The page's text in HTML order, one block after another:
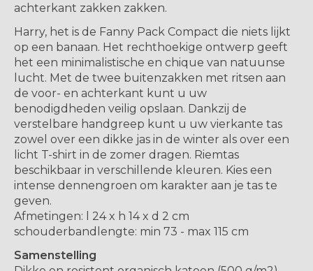
achterkant zakken zakken.
Harry, het is de Fanny Pack Compact die niets lijkt
op een banaan. Het rechthoekige ontwerp geeft
het een minimalistische en chique van natuunse
lucht. Met de twee buitenzakken met ritsen aan
de voor- en achterkant kunt u uw
benodigdheden veilig opslaan. Dankzij de
verstelbare handgreep kunt u uw vierkante tas
zowel over een dikke jas in de winter als over een
licht T-shirt in de zomer dragen. Riemtas
beschikbaar in verschillende kleuren. Kies een
intense dennengroen om karakter aan je tas te
geven.
Afmetingen: l 24 x h 14 x d 2 cm
schouderbandlengte: min 73 - max 115 cm
Samenstelling